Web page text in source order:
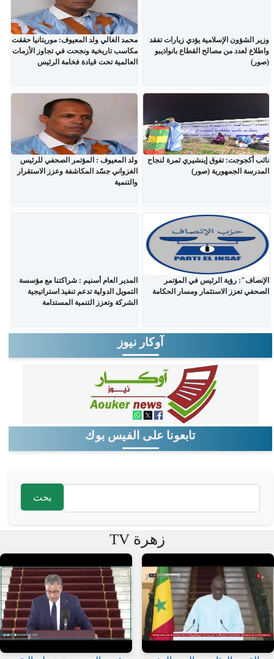
وزير الشؤون الإسلامية يؤدي زيارات تفقد
واطلاع لعدد من مصالح القطاع بانواذيبو
(صور)
محمد الغالي ولد المعيوف: موريتانيا حققت
مكاسب تاريخية ونجحت في تجاوز الأزمات
العالمية تحت قيادة فخامة الرئيس
نائب أكجوجت: تفوق إينشيري ثمرة لنجاح
المدرسة الجمهورية (صور)
ولد المعيوف : المؤتمر الصحفي للرئيس
الغزواني جسّد المكاشفة وعزز الاستقرار
والتنمية
الإنصاف": رؤية الرئيس في المؤتمر
الصحفي تعزز الاستثمار ومسار الحكامة
المدير العام أسنيم : شراكتنا مع مؤسسة
التمويل الدولية تدعم تنفيذ استراتيجية
الشركة وتعزز التنمية المستدامة
آوكار نيوز
تابعونا على الفيس بوك
‏بحث ‏
زهرة TV